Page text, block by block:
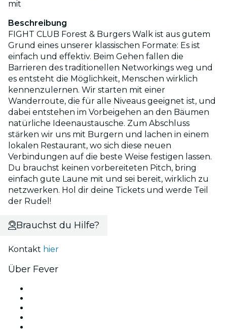
mit
Beschreibung
FIGHT CLUB Forest & Burgers Walk ist aus gutem
Grund eines unserer klassischen Formate: Es ist
einfach und effektiv. Beim Gehen fallen die
Barrieren des traditionellen Networkings weg und
es entsteht die Möglichkeit, Menschen wirklich
kennenzulernen. Wir starten mit einer
Wanderroute, die für alle Niveaus geeignet ist, und
dabei entstehen im Vorbeigehen an den Bäumen
natürliche Ideenaustausche. Zum Abschluss
stärken wir uns mit Burgern und lachen in einem
lokalen Restaurant, wo sich diese neuen
Verbindungen auf die beste Weise festigen lassen.
Du brauchst keinen vorbereiteten Pitch, bring
einfach gute Laune mit und sei bereit, wirklich zu
netzwerken. Hol dir deine Tickets und werde Teil
der Rudel!
Brauchst du Hilfe?
Kontakt hier
Über Fever